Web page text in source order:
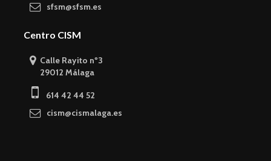
sfsm@sfsm.es
Centro CISM
Calle Rayito nº3
29012 Málaga
614 42 44 52
cism@cismalaga.es